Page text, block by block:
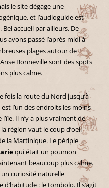
le site dégage une
et l’audioguide est
accueil par ailleurs. De
avons passé l’après-midi à
plages autour de
Bonneville sont des spots
plus calme.
fois la route du Nord jusqu’à
l’un des endroits les moins
Il n’y a plus vraiment de
région vaut le coup d’oeil
la Martinique. Le périple
qui était un poumon
beaucoup plus calme.
curiosité naturelle
: le tombolo. Il s’agit